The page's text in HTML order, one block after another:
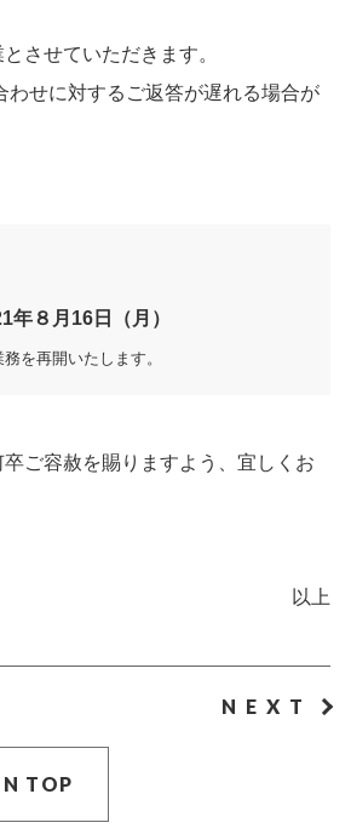
させていただきます。
せに対するご返答が遅れる場合が
年８月16日（月）
を再開いたします。
ご容赦を賜りますよう、宜しくお
以上
NEXT
TOP